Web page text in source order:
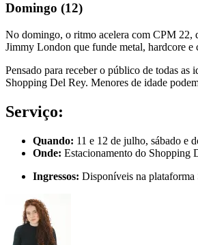
Domingo (12)
No domingo, o ritmo acelera com CPM 22,
Jimmy London que funde metal, hardcore
Pensado para receber o público de todas as
Shopping Del Rey. Menores de idade
Serviço:
Quando: 11 e 12 de julho, sábado e
Onde: Estacionamento do Shopping
Ingressos: Disponíveis na